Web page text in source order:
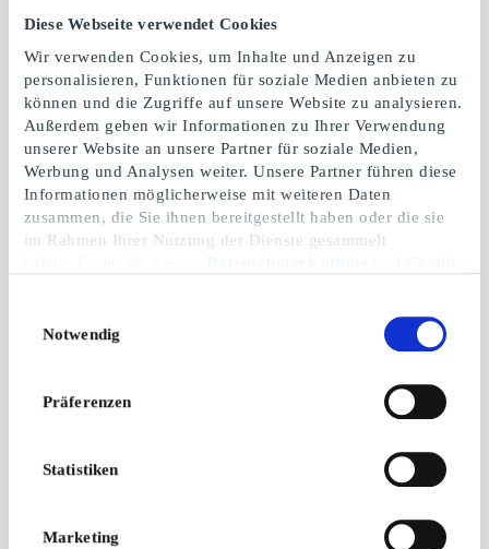
Diese Webseite verwendet Cookies
Wir verwenden Cookies, um Inhalte und Anzeigen zu
personalisieren, Funktionen für soziale Medien anbieten zu
können und die Zugriffe auf unsere Website zu analysieren.
Außerdem geben wir Informationen zu Ihrer Verwendung
unserer Website an unsere Partner für soziale Medien,
Werbung und Analysen weiter. Unsere Partner führen diese
Informationen möglicherweise mit weiteren Daten
zusammen, die Sie ihnen bereitgestellt haben oder die sie
im Rahmen Ihrer Nutzung der Dienste gesammelt
Notwendig
Präferenzen
Statistiken
Marketing